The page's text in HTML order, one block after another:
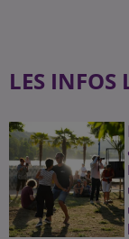
LES INFOS